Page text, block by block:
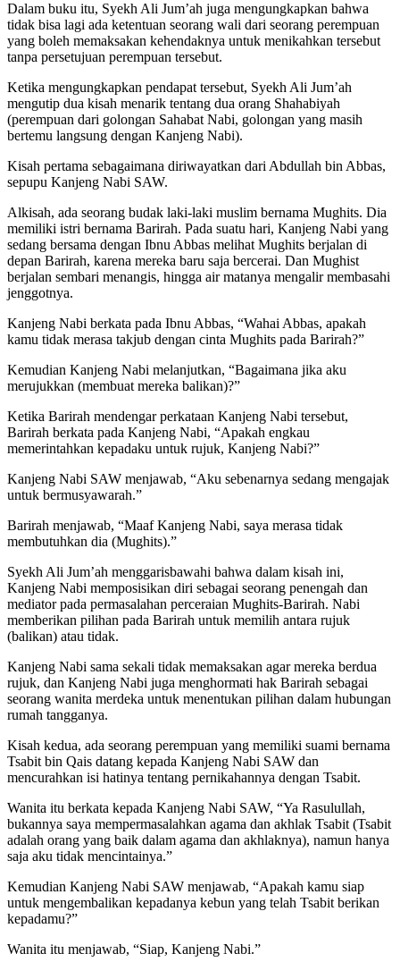
Dalam buku itu, Syekh Ali Jum’ah juga mengungkapkan bahwa
tidak bisa lagi ada ketentuan seorang wali dari seorang perempuan
yang boleh memaksakan kehendaknya untuk menikahkan tersebut
tanpa persetujuan perempuan tersebut.
Ketika mengungkapkan pendapat tersebut, Syekh Ali Jum’ah
mengutip dua kisah menarik tentang dua orang Shahabiyah
(perempuan dari golongan Sahabat Nabi, golongan yang masih
bertemu langsung dengan Kanjeng Nabi).
Kisah pertama sebagaimana diriwayatkan dari Abdullah bin Abbas,
sepupu Kanjeng Nabi SAW.
Alkisah, ada seorang budak laki-laki muslim bernama Mughits. Dia
memiliki istri bernama Barirah. Pada suatu hari, Kanjeng Nabi yang
sedang bersama dengan Ibnu Abbas melihat Mughits berjalan di
depan Barirah, karena mereka baru saja bercerai. Dan Mughist
berjalan sembari menangis, hingga air matanya mengalir membasahi
jenggotnya.
Kanjeng Nabi berkata pada Ibnu Abbas, “Wahai Abbas, apakah
kamu tidak merasa takjub dengan cinta Mughits pada Barirah?”
Kemudian Kanjeng Nabi melanjutkan, “Bagaimana jika aku
merujukkan (membuat mereka balikan)?”
Ketika Barirah mendengar perkataan Kanjeng Nabi tersebut,
Barirah berkata pada Kanjeng Nabi, “Apakah engkau
memerintahkan kepadaku untuk rujuk, Kanjeng Nabi?”
Kanjeng Nabi SAW menjawab, “Aku sebenarnya sedang mengajak
untuk bermusyawarah.”
Barirah menjawab, “Maaf Kanjeng Nabi, saya merasa tidak
membutuhkan dia (Mughits).”
Syekh Ali Jum’ah menggarisbawahi bahwa dalam kisah ini,
Kanjeng Nabi memposisikan diri sebagai seorang penengah dan
mediator pada permasalahan perceraian Mughits-Barirah. Nabi
memberikan pilihan pada Barirah untuk memilih antara rujuk
(balikan) atau tidak.
Kanjeng Nabi sama sekali tidak memaksakan agar mereka berdua
rujuk, dan Kanjeng Nabi juga menghormati hak Barirah sebagai
seorang wanita merdeka untuk menentukan pilihan dalam hubungan
rumah tangganya.
Kisah kedua, ada seorang perempuan yang memiliki suami bernama
Tsabit bin Qais datang kepada Kanjeng Nabi SAW dan
mencurahkan isi hatinya tentang pernikahannya dengan Tsabit.
Wanita itu berkata kepada Kanjeng Nabi SAW, “Ya Rasulullah,
bukannya saya mempermasalahkan agama dan akhlak Tsabit (Tsabit
adalah orang yang baik dalam agama dan akhlaknya), namun hanya
saja aku tidak mencintainya.”
Kemudian Kanjeng Nabi SAW menjawab, “Apakah kamu siap
untuk mengembalikan kepadanya kebun yang telah Tsabit berikan
kepadamu?”
Wanita itu menjawab, “Siap, Kanjeng Nabi.”